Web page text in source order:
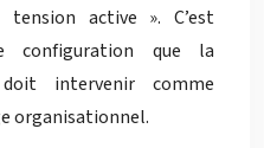
active ». C’est
configuration que la
intervenir comme
organisationnel.